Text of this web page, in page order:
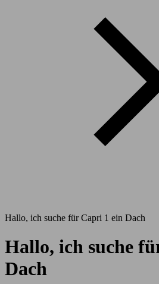
Hallo, ich suche für Capri 1 ein Dach
Hallo, ich suche
Dach